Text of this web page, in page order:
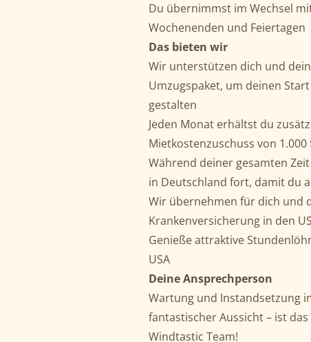
Du übernimmst im Wechsel
Wochenenden und Feiertagen
Das bieten wir
Wir unterstützen dich und
Umzugspaket, um deinen
gestalten
Jeden Monat erhältst du
Mietkostenzuschuss von 1.000
Während deiner gesamten
in Deutschland fort, damit du
Wir übernehmen für dich und
Krankenversicherung in den
Genieße attraktive
USA
Deine Ansprechperson
Wartung und Instandsetzung
fantastischer Aussicht – ist
Windtastic Team!